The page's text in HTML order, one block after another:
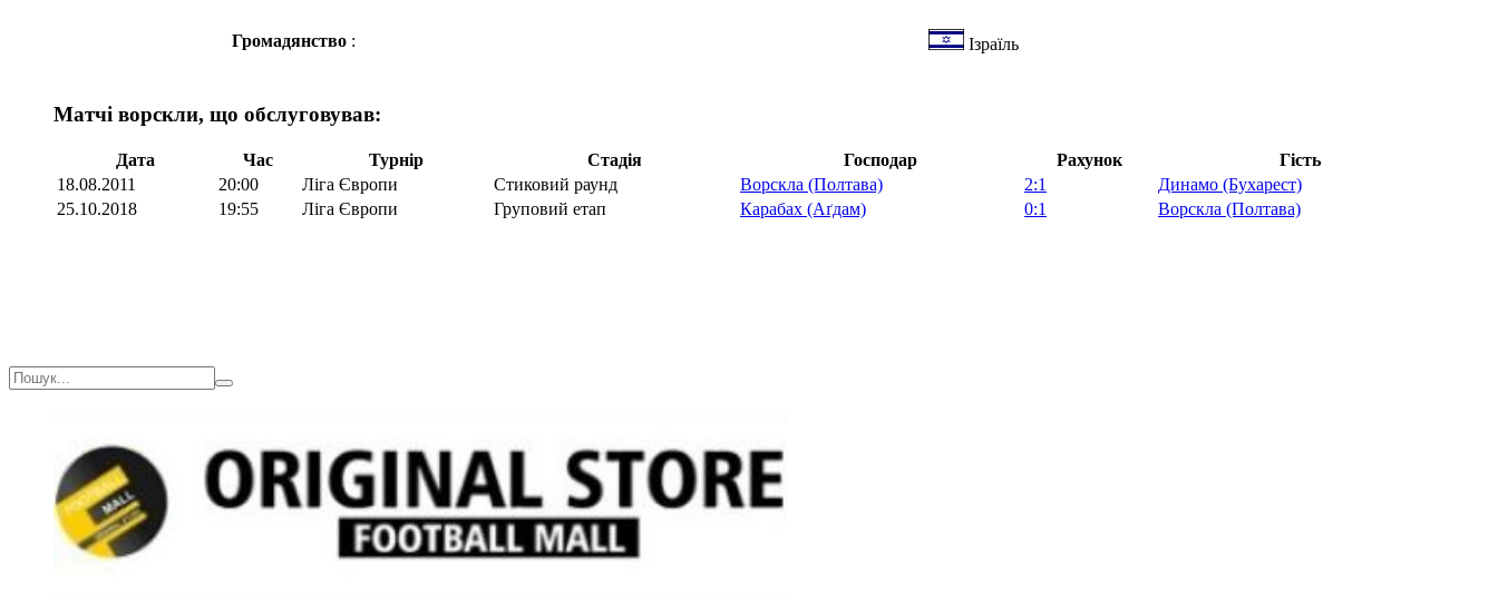
Громадянство : Ізраїль
Матчі ворскли, що обслуговував:
Дата Час Турнір Стадія Господар Рахунок
Гість
18.08.2011
20:00 Ліга Європи Стиковий раунд Ворскла (Полтава) 2:1
Динамо (Бухарест)
25.10.2018
19:55 Ліга Європи Груповий етап Карабах (Аґдам) 0:1 Ворскла (Полтава)